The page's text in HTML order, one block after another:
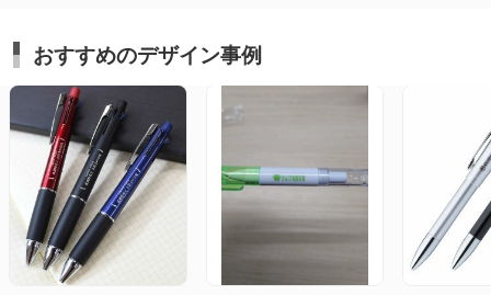
おすすめのデザイン事例